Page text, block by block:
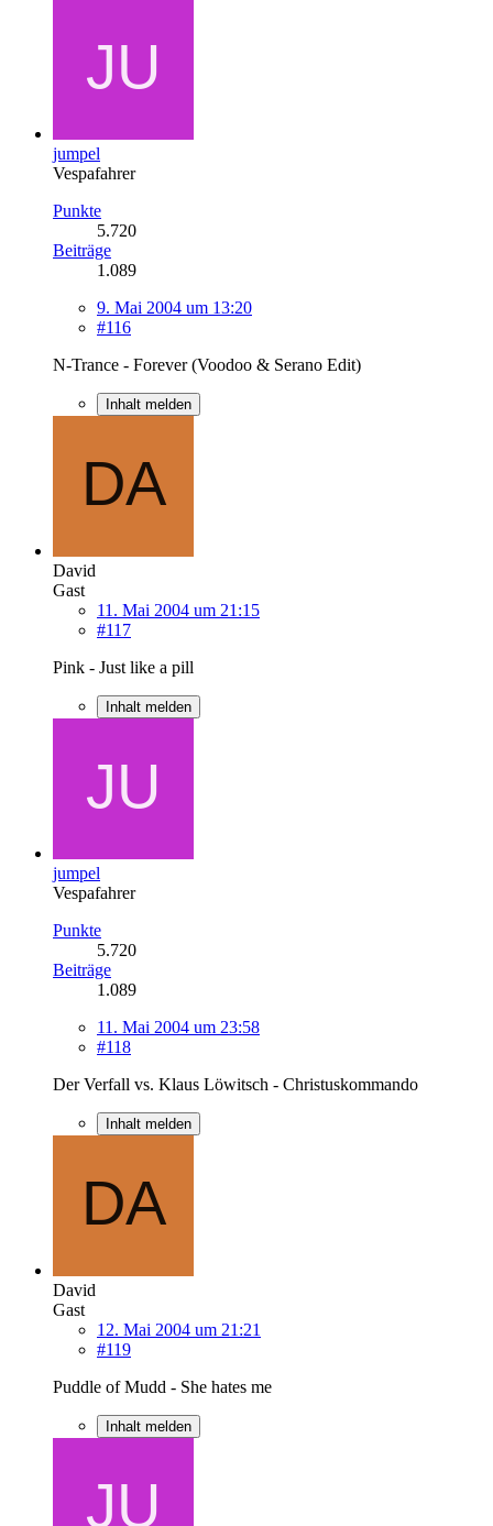
jumpel
Vespafahrer
Punkte
5.720
Beiträge
1.089
9. Mai 2004 um 13:20
#116
N-Trance - Forever (Voodoo & Serano Edit)
Inhalt melden
David
Gast
11. Mai 2004 um 21:15
#117
Pink - Just like a pill
Inhalt melden
jumpel
Vespafahrer
Punkte
5.720
Beiträge
1.089
11. Mai 2004 um 23:58
#118
Der Verfall vs. Klaus Löwitsch - Christuskommando
Inhalt melden
David
Gast
12. Mai 2004 um 21:21
#119
Puddle of Mudd - She hates me
Inhalt melden